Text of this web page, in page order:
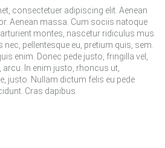
consectetuer adipiscing elit. Aenean
Aenean massa. Cum sociis natoque
montes, nascetur ridiculus mus.
pellentesque eu, pretium quis, sem.
enim. Donec pede justo, fringilla vel,
arcu. In enim justo, rhoncus ut,
justo. Nullam dictum felis eu pede
Cras dapibus.